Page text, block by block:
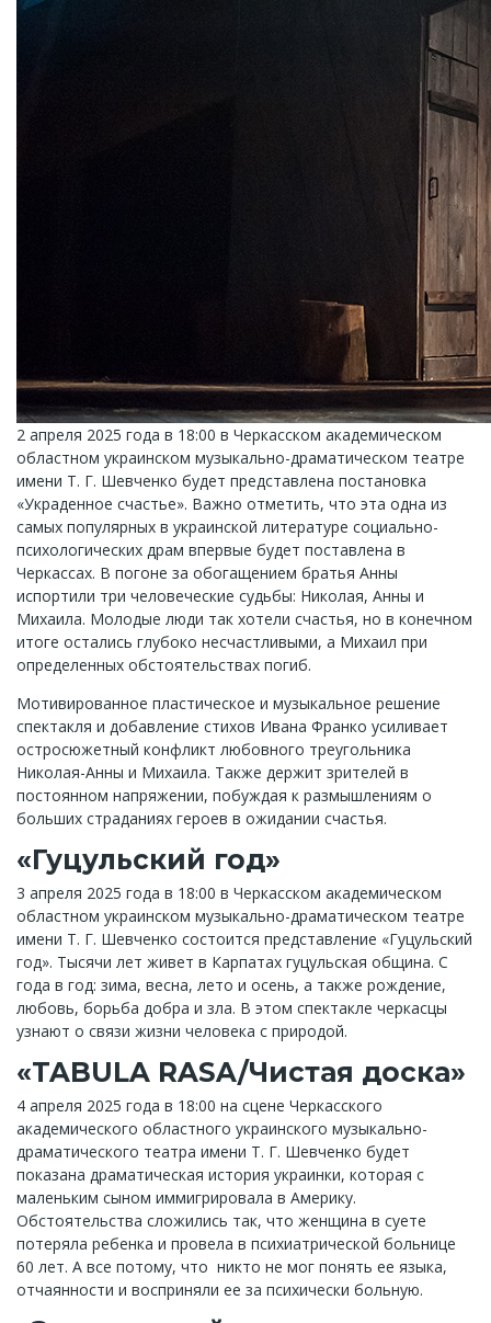
2 апреля 2025 года в 18:00 в Черкасском академическом
областном украинском музыкально-драматическом театре
имени Т. Г. Шевченко будет представлена постановка
«Украденное счастье». Важно отметить, что эта одна из
самых популярных в украинской литературе социально-
психологических драм впервые будет поставлена в
Черкассах. В погоне за обогащением братья Анны
испортили три человеческие судьбы: Николая, Анны и
Михаила. Молодые люди так хотели счастья, но в конечном
итоге остались глубоко несчастливыми, а Михаил при
определенных обстоятельствах погиб.
Мотивированное пластическое и музыкальное решение
спектакля и добавление стихов Ивана Франко усиливает
остросюжетный конфликт любовного треугольника
Николая-Анны и Михаила. Также держит зрителей в
постоянном напряжении, побуждая к размышлениям о
больших страданиях героев в ожидании счастья.
«Гуцульский год»
3 апреля 2025 года в 18:00 в Черкасском академическом
областном украинском музыкально-драматическом театре
имени Т. Г. Шевченко состоится представление «Гуцульский
год». Тысячи лет живет в Карпатах гуцульская община. С
года в год: зима, весна, лето и осень, а также рождение,
любовь, борьба добра и зла. В этом спектакле черкасцы
узнают о связи жизни человека с природой.
«TABULA RASA/Чистая доска»
4 апреля 2025 года в 18:00 на сцене Черкасского
академического областного украинского музыкально-
драматического театра имени Т. Г. Шевченко будет
показана драматическая история украинки, которая с
маленьким сыном иммигрировала в Америку.
Обстоятельства сложились так, что женщина в суете
потеряла ребенка и провела в психиатрической больнице
60 лет. А все потому, что никто не мог понять ее языка,
отчаянности и восприняли ее за психически больную.